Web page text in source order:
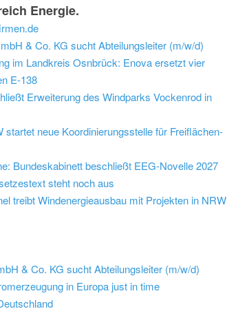
Energie.
& Co. KG sucht Abteilungsleiter (m/w/d)
im Landkreis Osnbrück: Enova ersetzt vier
E-138
Erweiterung des Windparks Vockenrod in
neue Koordinierungsstelle für Freiflächen-
Bundeskabinett beschließt EEG-Novelle 2027
steht noch aus
treibt Windenergieausbau mit Projekten in NRW
& Co. KG sucht Abteilungsleiter (m/w/d)
in Europa just in time